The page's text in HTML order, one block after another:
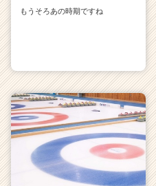
もうそろあの時期ですね